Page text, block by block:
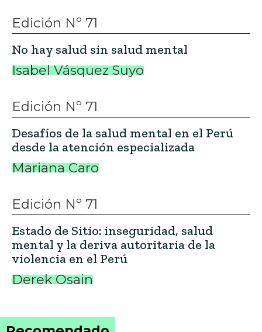
Edición Nº 71
No hay salud sin salud mental
Isabel Vásquez Suyo
Edición Nº 71
Desafíos de la salud mental en el Perú
desde la atención especializada
Mariana Caro
Edición Nº 71
Estado de Sitio: inseguridad, salud
mental y la deriva autoritaria de la
violencia en el Perú
Derek Osain